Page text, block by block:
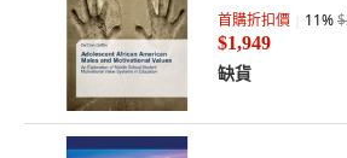
首購折扣價 11%
$1,949
缺貨